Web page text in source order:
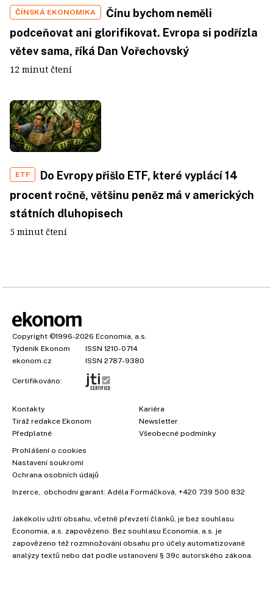
ČÍNSKÁ EKONOMIKA
Čínu bychom neměli
podceňovat ani glorifikovat. Evropa si podřízla
větev sama, říká Dan Vořechovský
12 minut čtení
ETF
Do Evropy přišlo ETF, které vyplácí 14
procent ročně, většinu peněz má v amerických
státních dluhopisech
5 minut čtení
Copyright ©1996-2026 Economia, a.s.
Týdeník Ekonom
ISSN 1210-0714
ekonom.cz
ISSN 2787-9380
Certifikováno:
Kontakty
Tiráž redakce Ekonom
Předplatné
Kariéra
Newsletter
Všeobecné podmínky
Prohlášení o cookies
Nastavení soukromí
Ochrana osobních údajů
Inzerce , obchodní garant: Adéla Formáčková +420 739 500 832
Jakékoliv užití obsahu, včetně převzetí článků, je bez souhlasu
Economia, a.s. zapovězeno. Bez souhlasu Economia, a.s. je
zapovězeno též rozmnožování obsahu pro účely automatizované
analýzy textů nebo dat podle ustanovení § 39c autorského zákona.